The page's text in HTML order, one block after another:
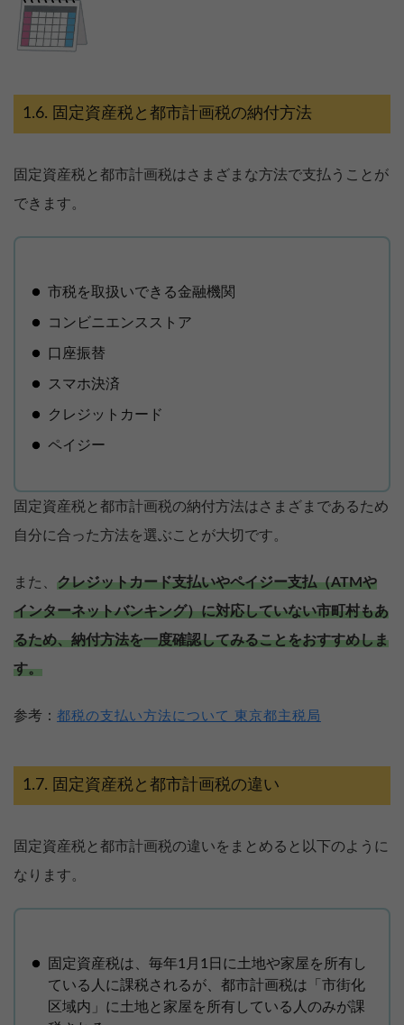
固定資産税と都市計画税の納付方法
固定資産税と都市計画税はさまざまな方法で支払うことが
できます。
市税を取扱いできる金融機関
コンビニエンスストア
口座振替
スマホ決済
クレジットカード
ペイジー
固定資産税と都市計画税の納付方法はさまざまであるため
自分に合った方法を選ぶことが大切です。
また、 クレジットカード支払いやペイジー支払（ATMや
インターネットバンキング）に対応していない市町村もあ
るため、納付方法を一度確認してみることをおすすめしま
す。
参考： 都税の支払い方法について 東京都主税局
固定資産税と都市計画税の違い
固定資産税と都市計画税の違いをまとめると以下のように
なります。
固定資産税は、毎年1月1日に土地や家屋を所有し
ている人に課税されるが、都市計画税は「市街化
区域内」に土地と家屋を所有している人のみが課